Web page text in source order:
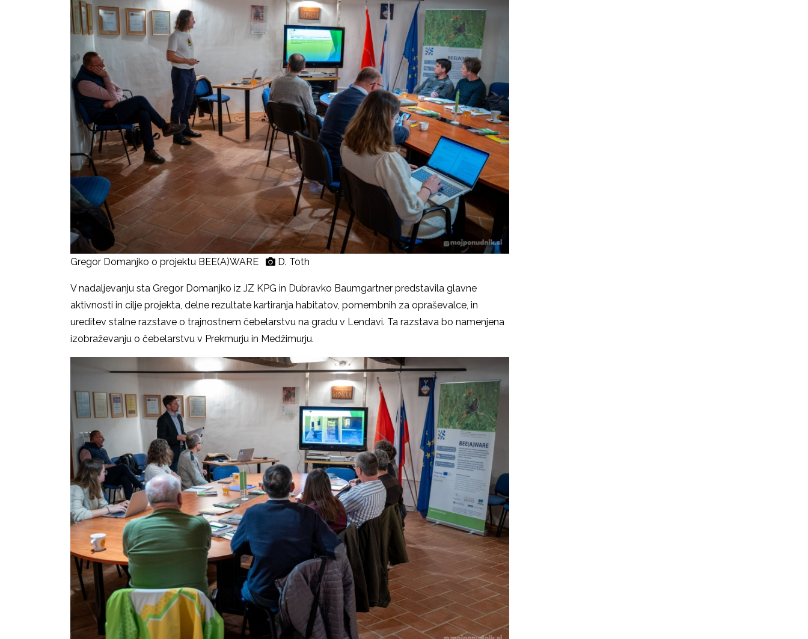
Gregor Domanjko o projektu BEE(A)WARE D. Toth
V nadaljevanju sta Gregor Domanjko iz JZ KPG in Dubravko Baumgartner predstavila glavne
aktivnosti in cilje projekta, delne rezultate kartiranja habitatov, pomembnih za opraševalce, in
ureditev stalne razstave o trajnostnem čebelarstvu na gradu v Lendavi. Ta razstava bo namenjena
izobraževanju o čebelarstvu v Prekmurju in Medžimurju.